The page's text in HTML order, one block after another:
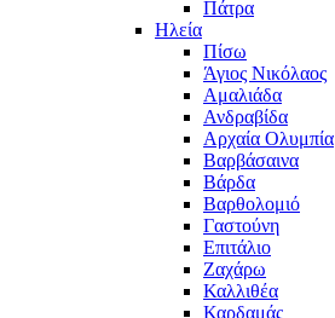
Πάτρα
Ηλεία
Πίσω
Άγιος Νικόλαος
Αμαλιάδα
Ανδραβίδα
Αρχαία Ολυμπία
Βαρβάσαινα
Βάρδα
Βαρθολομιό
Γαστούνη
Επιτάλιο
Ζαχάρω
Καλλιθέα
Καρδαμάς